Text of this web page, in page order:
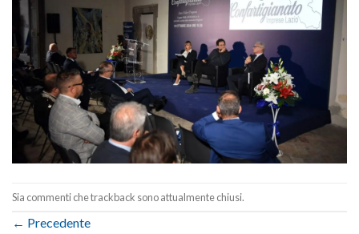
Sia commenti che trackback sono attualmente chiusi.
← Precedente